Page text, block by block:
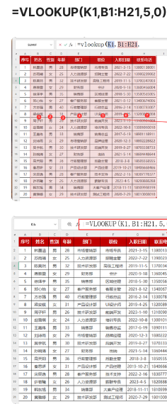
=VLOOKUP(K1,B1:H21,5,0)